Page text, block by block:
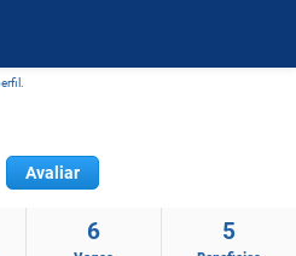
Avaliar
6 5